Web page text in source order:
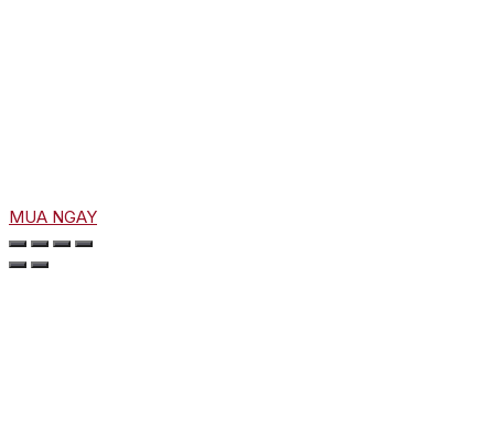
MUA NGAY